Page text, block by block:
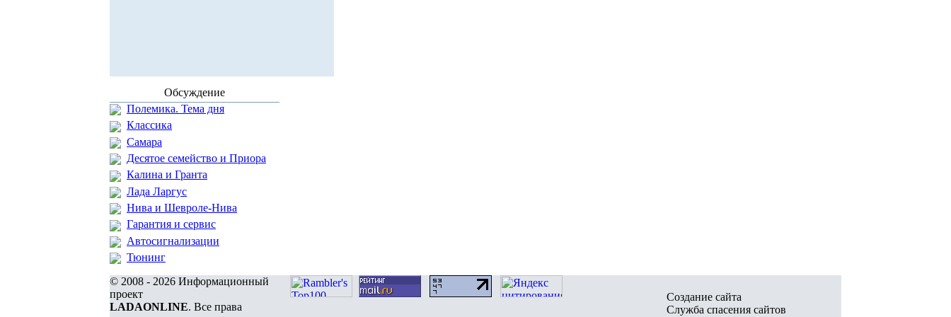
Обсуждение
Полемика. Тема дня
Классика
Самара
Десятое семейство и Приора
Калина и Гранта
Лада Ларгус
Нива и Шевроле-Нива
Гарантия и сервис
Автосигнализации
Тюнинг
© 2008 - 2026 Информационный
проект
LADAONLINE. Все права
Создание сайта
Служба спасения сайтов